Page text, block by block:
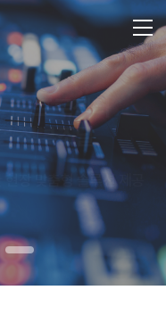
지,
비스
레이 · 통합시스템
오프로젝터
정부조달
장 맞춤형 솔루션 제공